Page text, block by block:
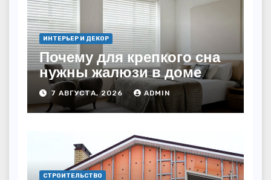
ИНТЕРЬЕР И ДЕКОР
Почему для крепкого сна
нужны жалюзи в доме
7 АВГУСТА, 2026 ADMIN
СТРОИТЕЛЬСТВО